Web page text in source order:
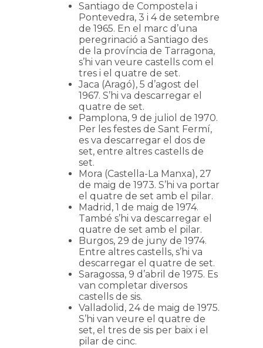
Santiago de Compostela i
Pontevedra, 3 i 4 de setembre
de 1965. En el marc d’una
peregrinació a Santiago des
de la província de Tarragona,
s’hi van veure castells com el
tres i el quatre de set.
Jaca (Aragó), 5 d’agost del
1967. S’hi va descarregar el
quatre de set.
Pamplona, 9 de juliol de 1970.
Per les festes de Sant Fermí,
es va descarregar el dos de
set, entre altres castells de
set.
Mora (Castella-La Manxa), 27
de maig de 1973. S’hi va portar
el quatre de set amb el pilar.
Madrid, 1 de maig de 1974.
També s’hi va descarregar el
quatre de set amb el pilar.
Burgos, 29 de juny de 1974.
Entre altres castells, s’hi va
descarregar el quatre de set.
Saragossa, 9 d’abril de 1975. Es
van completar diversos
castells de sis.
Valladolid, 24 de maig de 1975.
S’hi van veure el quatre de
set, el tres de sis per baix i el
pilar de cinc.